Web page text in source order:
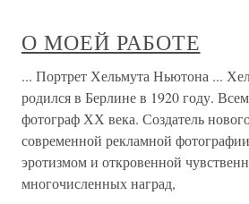
О МОЕЙ РАБОТЕ
... Портрет Хельмута Ньютона ...
родился в Берлине в 1920 году.
фотограф ХХ века. Создатель
современной рекламной
эротизмом и откровенной
многочисленных наград,